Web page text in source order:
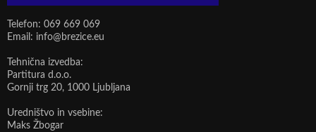
Telefon: 069 669 069
Email: info@brezice.eu
Tehnična izvedba:
Partitura d.o.o.
Gornji trg 20, 1000 Ljubljana
Uredništvo in vsebine:
Maks Žbogar